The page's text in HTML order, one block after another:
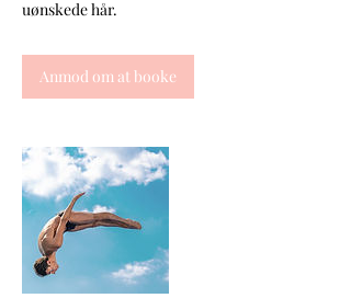
Anmod om at booke